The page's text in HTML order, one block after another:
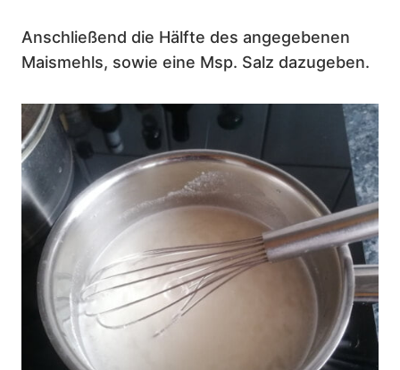
Anschließend die Hälfte des angegebenen
Maismehls, sowie eine Msp. Salz dazugeben.